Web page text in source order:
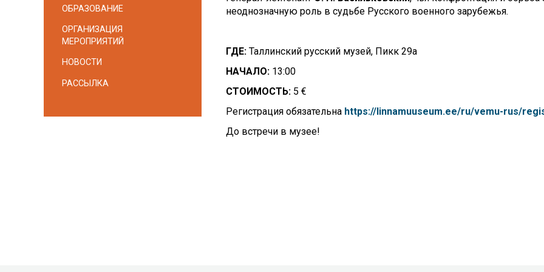
ОБРАЗОВАНИЕ
ОРГАНИЗАЦИЯ
МЕРОПРИЯТИЙ
НОВОСТИ
РАССЫЛКА
неоднозначную роль в судьбе Русского военного зарубежья.
ГДЕ: Таллинский русский музей, Пикк 29а
НАЧАЛО: 13:00
СТОИМОСТЬ: 5 €
Регистрация обязательна https://linnamuuseum.ee/ru/vemu-rus/
До встречи в музее!